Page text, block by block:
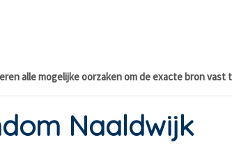
alle mogelijke oorzaken om de exacte bron vast
Naaldwijk